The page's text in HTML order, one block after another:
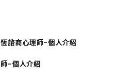
諮商心理師-個人介紹
-個人介紹